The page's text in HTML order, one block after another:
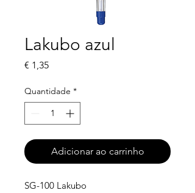
Lakubo azul
€ 1,35Preço
Quantidade *
Adicionar ao carrinho
SG-100 Lakubo